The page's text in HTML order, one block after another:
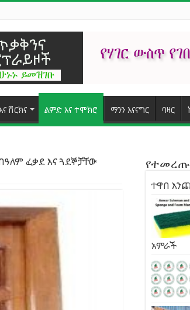
ሽርክና ልምድ እና ተሞክሮ ማንን እናናግር ባዛር
ፈቃደ እና ጓደኞቻቸው
የተመረጡ
ተዋበ
አምራች